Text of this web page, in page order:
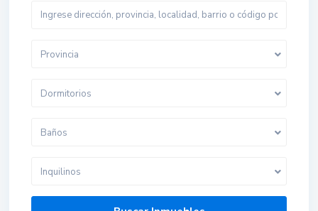
Provincia
Dormitorios
Baños
Inquilinos